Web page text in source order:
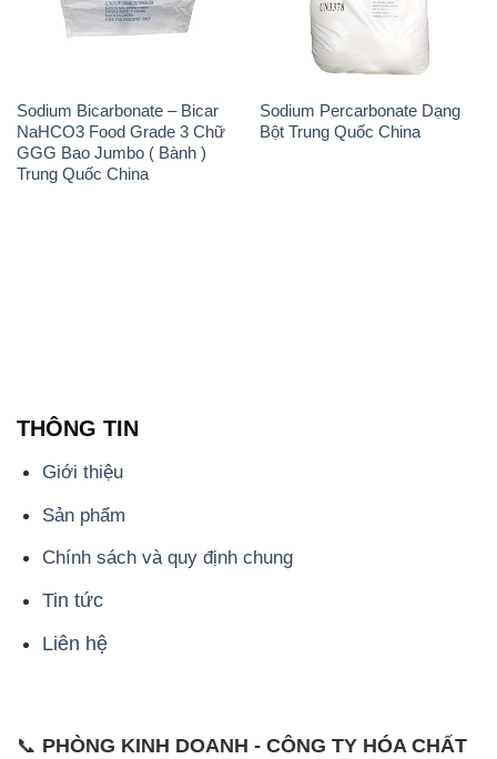
Sodium Bicarbonate – Bicar
NaHCO3 Food Grade 3 Chữ
GGG Bao Jumbo ( Bành )
Trung Quốc China
Sodium Percarbonate Dạng
Bột Trung Quốc China
THÔNG TIN
Giới thiệu
Sản phẩm
Chính sách và quy định chung
Tin tức
Liên hệ
📞 PHÒNG KINH DOANH - CÔNG TY HÓA CHẤT